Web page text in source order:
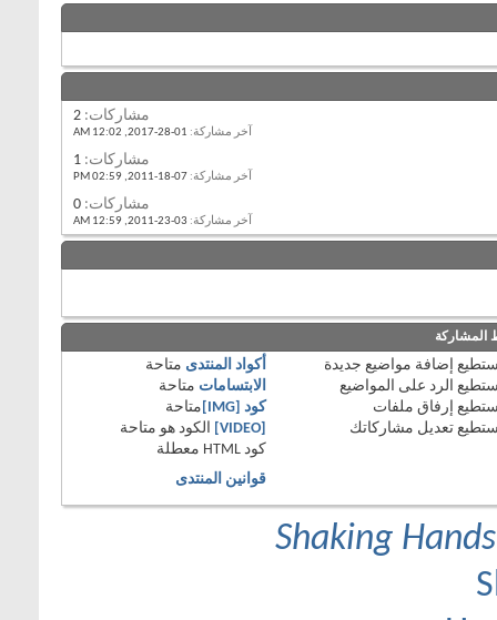
مشاركات:
آخر مشاركة: 12:02 AM
مشاركات:
آخر مشاركة: 02:59 PM
مشاركات:
آخر مشاركة: 12:59 AM
المشاركة
إضافة مواضيع جديدة
الرد على المواضيع
إرفاق ملفات
تعديل مشاركاتك
أكواد المنتدى متاحة
الابتسامات متاحة
كود [IMG]
متاحة
[VIDEO]
الكود هو متاحة
كود HTML
معطلة
قوانين المنتدى
Shaking